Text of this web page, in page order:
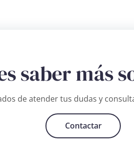
saber más
de atender tus dudas y
Contactar